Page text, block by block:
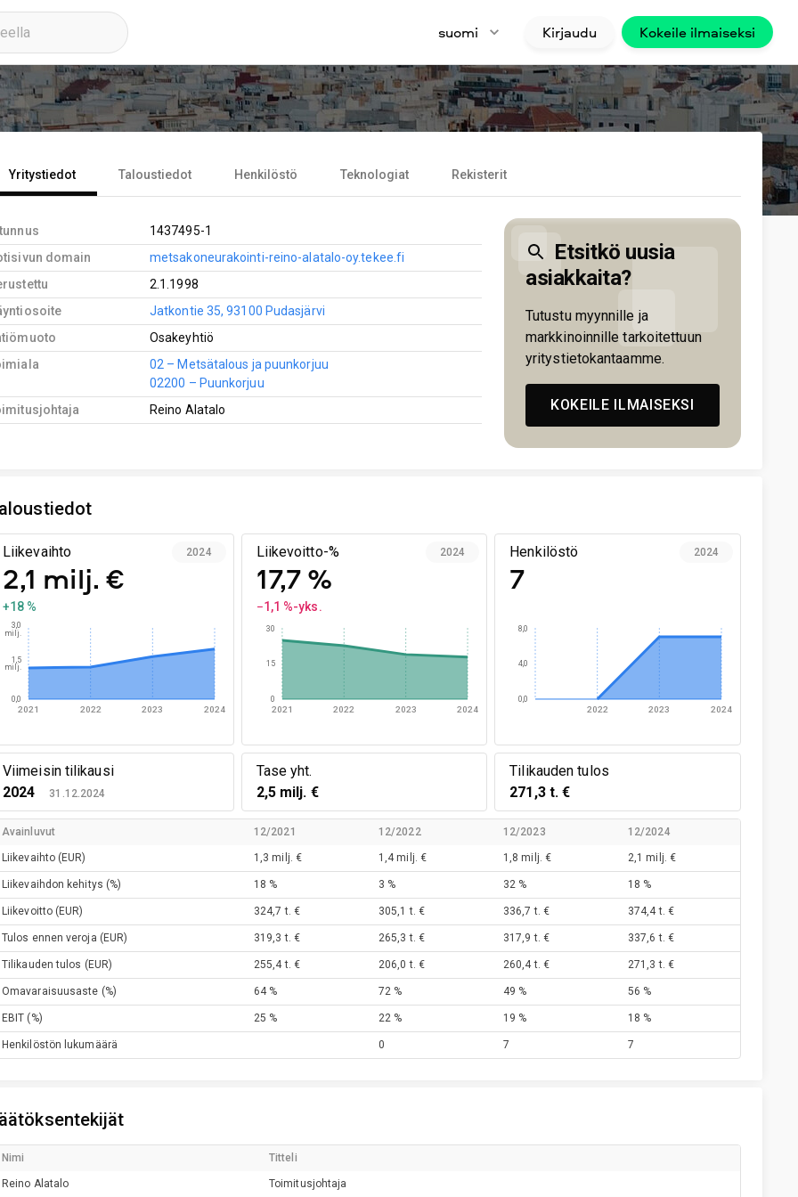
suomi Kirjaudu Kokeile ilmaiseksi
Yritystiedot Taloustiedot Henkilöstö Teknologiat Rekisterit
1437495-1
domain
metsakoneurakointi-reino-alatalo-oy.tekee.fi
2.1.1998
Jatkontie 35, 93100 Pudasjärvi
Osakeyhtiö
02 – Metsätalous ja puunkorjuu
02200 – Puunkorjuu
Reino Alatalo
Etsitkö uusia
asiakkaita?
Tutustu myynnille ja
markkinoinnille tarkoitettuun
yritystietokantaamme.
KOKEILE ILMAISEKSI
Liikevaihto
2,1 milj. €
+18 %
2024
2021 2022 2023 2024
0,0
1,5
milj.
3,0
milj.
Liikevoitto-%
17,7 %
−1,1 %-yks.
2024
2021 2022 2023 2024
0
15
30
Henkilöstö
7
2024
2022 2023 2024
0,0
4,0
8,0
Viimeisin tilikausi
2024
31.12.2024
Tase yht.
2,5 milj. €
Tilikauden tulos
271,3 t. €
Avainluvut 12/2021 12/2022 12/2023 12/2024
Liikevaihto (EUR) 1,3 milj. € 1,4 milj. € 1,8 milj. € 2,1 milj. €
Liikevaihdon kehitys (%) 18 % 3 % 32 % 18 %
Liikevoitto (EUR) 324,7 t. € 305,1 t. € 336,7 t. € 374,4 t. €
Tulos ennen veroja (EUR) 319,3 t. € 265,3 t. € 317,9 t. € 337,6 t. €
Tilikauden tulos (EUR) 255,4 t. € 206,0 t. € 260,4 t. € 271,3 t. €
Omavaraisuusaste (%) 64 % 72 % 49 % 56 %
EBIT (%) 25 % 22 % 19 % 18 %
Henkilöstön lukumäärä 0 7 7
Nimi Titteli
Reino Alatalo Toimitusjohtaja